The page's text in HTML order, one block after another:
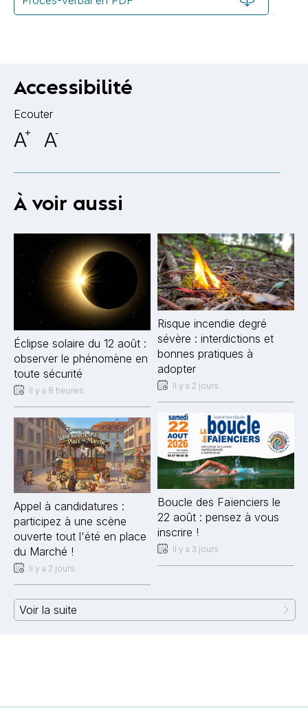
Accessibilité
Ecouter
A+ A-
À voir aussi
Éclipse solaire du 12 août :
observer le phénomène en
toute sécurité
Il y a 8 heures
Appel à candidatures :
participez à une scène
ouverte tout l'été en place
du Marché !
Il y a 2 jours
Risque incendie degré
sévère : interdictions et
bonnes pratiques à
adopter
Il y a 2 jours
Boucle des Faïenciers le
22 août : pensez à vous
inscrire !
Il y a 3 jours
Voir la suite